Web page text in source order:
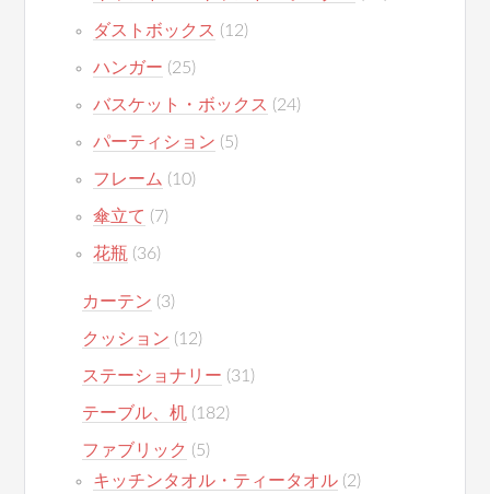
ダストボックス (12)
ハンガー (25)
バスケット・ボックス (24)
パーティション (5)
フレーム (10)
傘立て (7)
花瓶 (36)
カーテン (3)
クッション (12)
ステーショナリー (31)
テーブル、机 (182)
ファブリック (5)
キッチンタオル・ティータオル (2)